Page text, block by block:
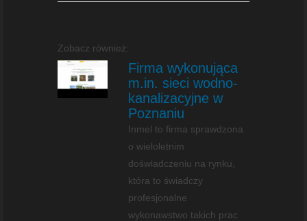
Zobacz również:
Firma wykonująca
m.in. sieci wodno-
kanalizacyjne w
Poznaniu
Inmel to firma sprawdzona
o wieloletnim
doświadczeniu na rynku,
która to świadczy
profesjonalne
wykonawstwo takich prac